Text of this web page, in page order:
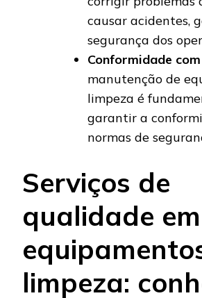
causar acidentes,
segurança dos
Conformidade
manutenção de
limpeza é
garantir a
normas de
Serviços de
qualidade em
limpeza: